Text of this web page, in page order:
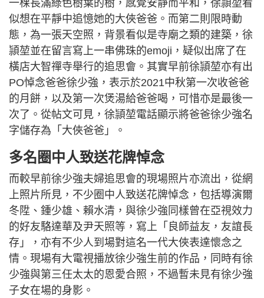
一棵長滿綠色樹葉的樹，感覺安靜而平和，徐頴堃看
似想在平靜中追憶她的大俠爸爸。而第二則限時動
態，為一張天空照，背景看似是寺廟之類的建築，徐
頴堃並在留言寫上一串佛珠的emoji，疑似出席了在
橫店大智禪寺舉行的追思會。其實早前徐頴堃亦有出
PO悼念爸爸徐少強，表示於2021中秋第一次收爸爸
的月餅，以及第一次煲湯給爸爸喝，可惜亦是最後一
次了。從帖文可見，徐頴堃電話顯示將爸爸徐少強名
字儲存為「大俠爸爸」。
多名圈中人致送花牌悼念
而較早前徐少強夫婦追思會的現場照片亦流出，從網
上照片所見，不少圈中人致送花牌悼念，包括導演爾
冬陞、鍾少雄、賴水清，與徐少強同樣曾在亞視效力
的好友駱達華及尹天照等，寫上「良師益友，友誼長
存」，亦有不少人到場對這名一代大俠表達懷念之
情。現場有大電視播放徐少強生前的作品，同時有徐
少強與第三任太太的恩愛合照，不過暫未見有徐少強
子女在場的身影。